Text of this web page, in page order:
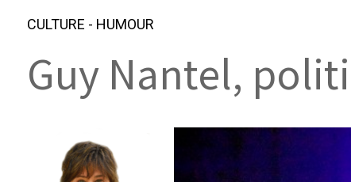
CULTURE - HUMOUR
Guy Nantel,